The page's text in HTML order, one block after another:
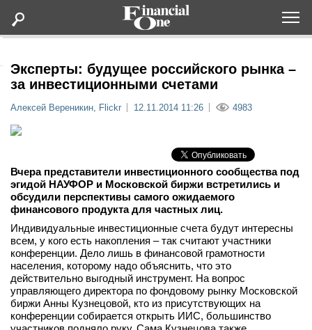
Статьи
Lifestyle
Мероприятия
Новости
Интервью
вконтакте
Эксперты: будущее российского рынка –
за инвестиционными счетами
Алексей Вереникин, Flickr 12.11.2014 11:26 4983
Вчера представители инвестиционного сообщества под
эгидой НАУФОР и Московской биржи встретились и
обсудили перспективы самого ожидаемого
финансового продукта для частных лиц.
Индивидуальные инвестиционные счета будут интересны
всем, у кого есть накопления – так считают участники
конференции. Дело лишь в финансовой грамотности
населения, которому надо объяснить, что это
действительно выгодный инструмент. На вопрос
управляющего директора по фондовому рынку Московской
биржи Анны Кузнецовой, кто из присутствующих на
конференции собирается открыть ИИС, большинство